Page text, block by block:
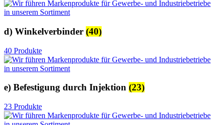
d) Winkelverbinder (40)
40 Produkte
e) Befestigung durch Injektion (23)
23 Produkte